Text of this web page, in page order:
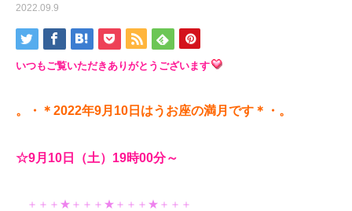
2022.09.9
いつもご覧いただきありがとうございます
。・＊2022年9月10日はうお座の満月です＊・。
☆9月10日（土）19時00分～
＋＋＋★＋＋＋★＋＋＋★＋＋＋